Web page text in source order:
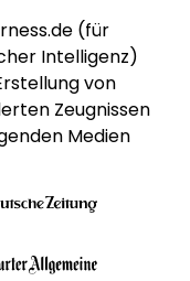
(für
Intelligenz)
von
Zeugnissen
Medien